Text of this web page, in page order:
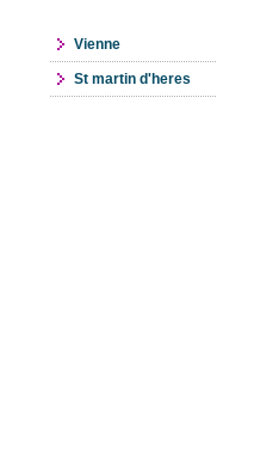
Vienne
St martin d'heres